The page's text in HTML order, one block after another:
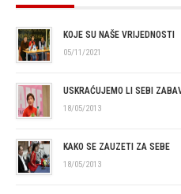
KOJE SU NAŠE VRIJEDNOSTI
05/11/2021
USKRAĆUJEMO LI SEBI
18/05/2013
KAKO SE ZAUZETI ZA SEBE
18/05/2013